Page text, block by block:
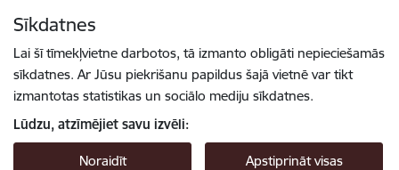
Sīkdatnes
Lai šī tīmekļvietne darbotos, tā izmanto obligāti nepieciešamās
sīkdatnes. Ar Jūsu piekrišanu papildus šajā vietnē var tikt
izmantotas statistikas un sociālo mediju sīkdatnes.
Lūdzu, atzīmējiet savu izvēli:
Noraidīt Apstiprināt visas